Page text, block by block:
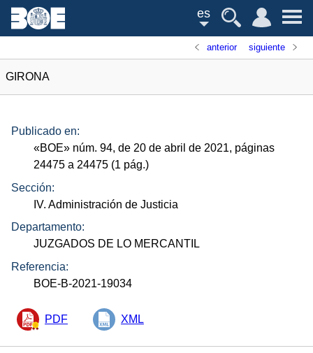
es
anterior siguiente
GIRONA
Publicado en:
«BOE» núm. 94, de 20 de abril de 2021, páginas
24475 a 24475 (1 pág.)
Sección:
IV. Administración de Justicia
Departamento:
JUZGADOS DE LO MERCANTIL
Referencia:
BOE-B-2021-19034
PDF XML